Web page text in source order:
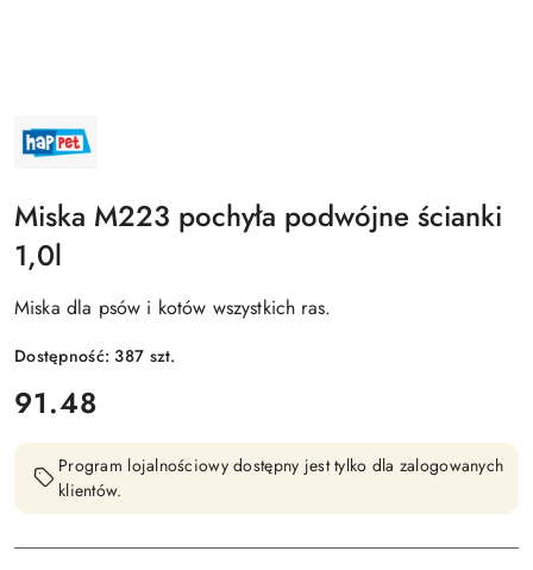
NAZWA
PRODUCENTA:
HAPPET
Miska M223 pochyła podwójne ścianki
1,0l
Miska dla psów i kotów wszystkich ras.
Dostępność:387 szt.
cena:
91.48
Program lojalnościowy dostępny jest tylko dla zalogowanych
klientów.